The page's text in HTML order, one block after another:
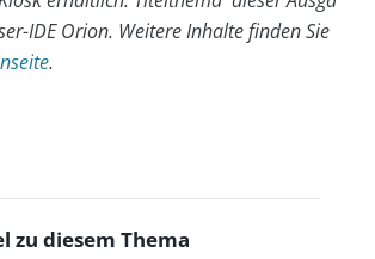
IDE Orion. Weitere Inhalte finden Sie
.
zu diesem Thema